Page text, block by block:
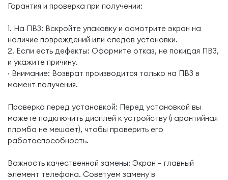
Гарантия и проверка при получении:
1. На ПВЗ: Вскройте упаковку и осмотрите экран на
наличие повреждений или следов установки.
2. Если есть дефекты: Оформите отказ, не покидая ПВЗ,
и укажите причину.
· Внимание: Возврат производится только на ПВЗ в
момент получения.
Проверка перед установкой: Перед установкой вы
можете подключить дисплей к устройству (гарантийная
пломба не мешает), чтобы проверить его
работоспособность.
Важность качественной замены: Экран — главный
элемент телефона. Советуем замену в